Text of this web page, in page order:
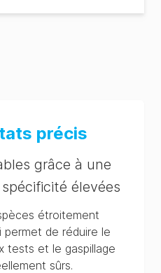
précis
grâce à une
élevées
étroitement
permet de réduire le
tests et le gaspillage
sûrs.